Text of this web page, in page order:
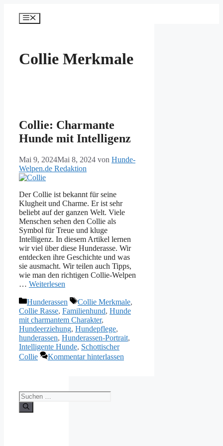
Inhalt
springen
Menü
Collie Merkmale
Collie: Charmante
Hunde mit Intelligenz
Mai 9, 2024Mai 8, 2024 von Hunde-
Welpen.de Redaktion
Der Collie ist bekannt für seine
Klugheit und Charme. Er ist sehr
beliebt auf der ganzen Welt. Viele
Menschen sehen den Collie als
Symbol für Treue und kluge
Intelligenz. In diesem Artikel lernen
wir viel über diese Hunderasse. Wir
entdecken ihre Geschichte und was
sie ausmacht. Wir teilen auch Tipps,
wie man den richtigen Collie-Welpen
… Weiterlesen
Kategorien
Hunderassen Schlagwörter
Collie Merkmale,
Collie Rasse, Familienhund, Hunde
mit charmantem Charakter,
Hundeerziehung, Hundepflege,
hunderassen, Hunderassen-Portrait,
Intelligente Hunde, Schottischer
Collie
Kommentar hinterlassen
Suchen
nach: